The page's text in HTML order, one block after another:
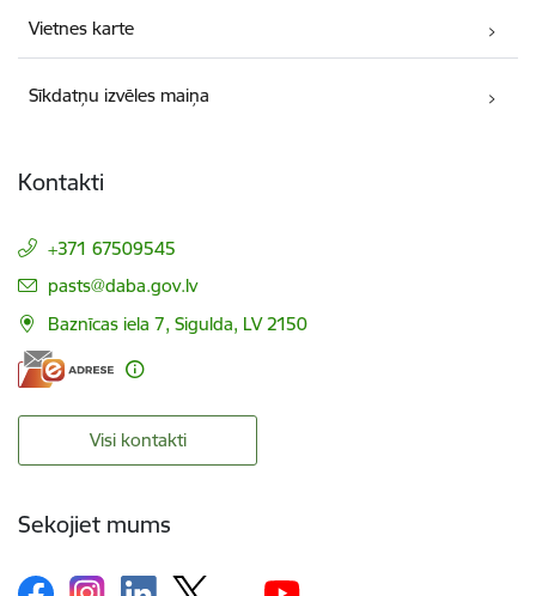
Vietnes karte
Sīkdatņu izvēles maiņa
Kontakti
+371 67509545
E-pasts:
pasts@daba.gov.lv
Baznīcas iela 7, Sigulda, LV 2150
Visi kontakti
Sekojiet mums